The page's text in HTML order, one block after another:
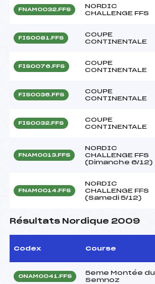
FNAM0032.FFS
NORDIC
CHALLENGE FFS
FIS0081.FFS
COUPE
CONTINENTALE
FIS0076.FFS
COUPE
CONTINENTALE
FIS0036.FFS
COUPE
CONTINENTALE
FIS0032.FFS
COUPE
CONTINENTALE
FNAM0013.FFS
NORDIC
CHALLENGE FFS
(Dimanche 6/12)
FNAM0014.FFS
NORDIC
CHALLENGE FFS
(Samedi 5/12)
Résultats Nordique 2009
Codex Course
ONAM0041.FFS
5eme Montée du
Semnoz